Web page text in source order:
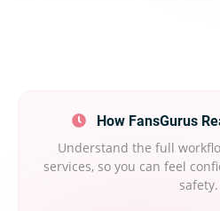
How FansGurus
Understand the full
services, so you can feel
safety.